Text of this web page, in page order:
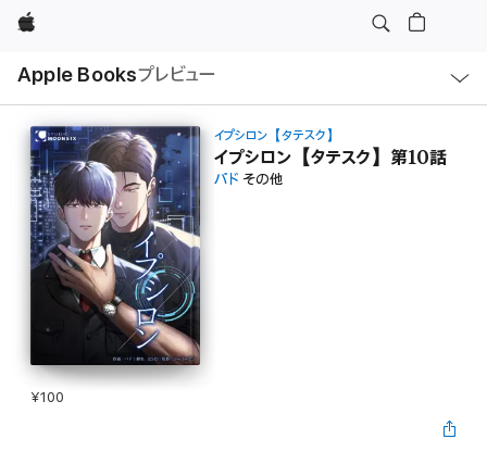
Apple
Apple Booksプレビュー
ル
イプシロン【タテスク】
イプシロン【タテスク】第10話
パド その他
¥100